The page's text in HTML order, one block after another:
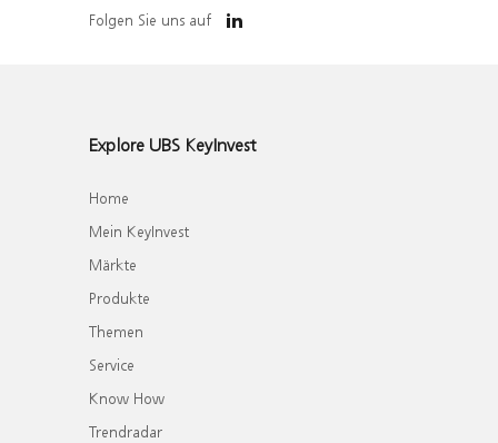
Folgen Sie uns auf
Explore UBS KeyInvest
Home
Mein KeyInvest
Märkte
Produkte
Themen
Service
Know How
Trendradar